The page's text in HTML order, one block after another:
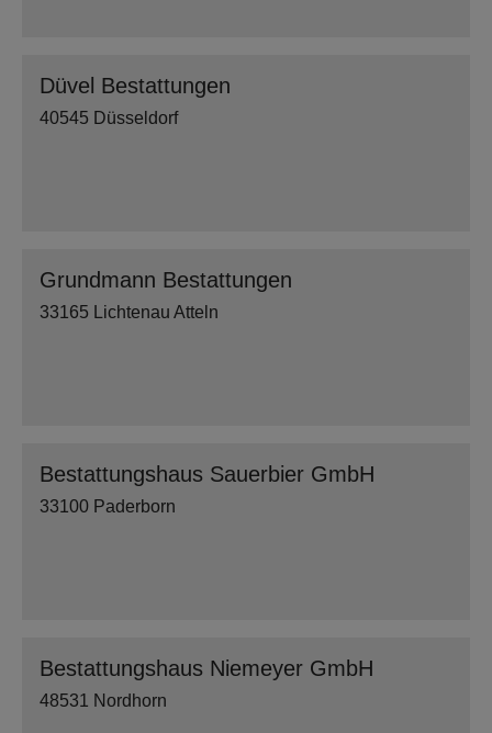
Düvel Bestattungen
40545 Düsseldorf
Grundmann Bestattungen
33165 Lichtenau Atteln
Bestattungshaus Sauerbier GmbH
33100 Paderborn
Bestattungshaus Niemeyer GmbH
48531 Nordhorn